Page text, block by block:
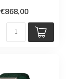
€868,00